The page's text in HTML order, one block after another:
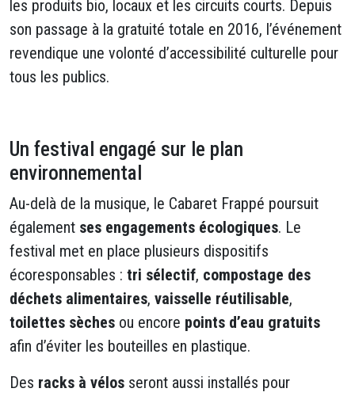
les produits bio, locaux et les circuits courts. Depuis
son passage à la gratuité totale en 2016, l’événement
revendique une volonté d’accessibilité culturelle pour
tous les publics.
Un festival engagé sur le plan
environnemental
Au-delà de la musique, le Cabaret Frappé poursuit
également ses engagements écologiques. Le
festival met en place plusieurs dispositifs
écoresponsables : tri sélectif, compostage des
déchets alimentaires, vaisselle réutilisable,
toilettes sèches ou encore points d’eau gratuits
afin d’éviter les bouteilles en plastique.
Des racks à vélos seront aussi installés pour